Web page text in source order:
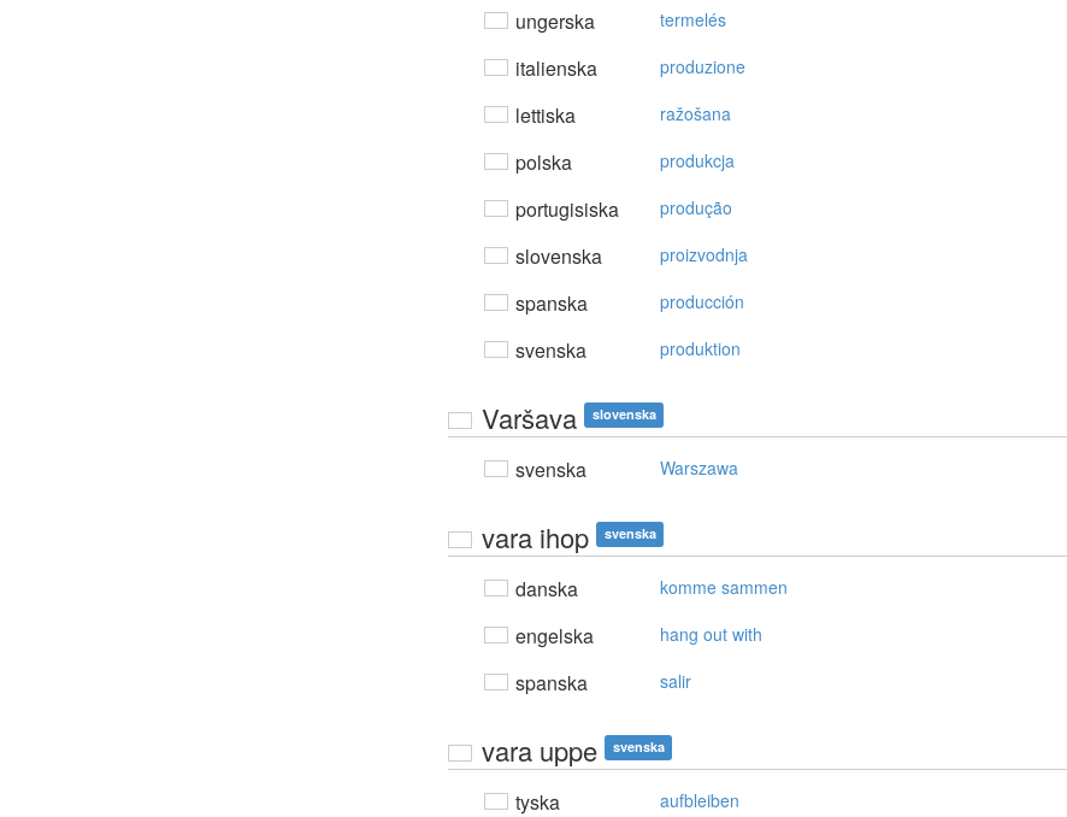
ungerska termelés
italienska produzione
lettiska ražošana
polska produkcja
portugisiska produção
slovenska proizvodnja
spanska producción
svenska produktion
Varšava slovenska
svenska Warszawa
vara ihop svenska
danska komme sammen
engelska hang out with
spanska salir
vara uppe svenska
tyska aufbleiben